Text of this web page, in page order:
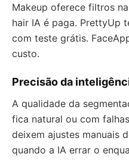
Makeup oferece filtros na
hair IA é paga. PrettyUp
com teste grátis.
custo.
Precisão da
A qualidade da
fica natural ou com
deixem ajustes manuais
quando a IA errar o